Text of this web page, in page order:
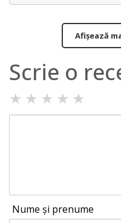
Afișează
Scrie o
★ ★ ★ ★ ★
Nume și prenume